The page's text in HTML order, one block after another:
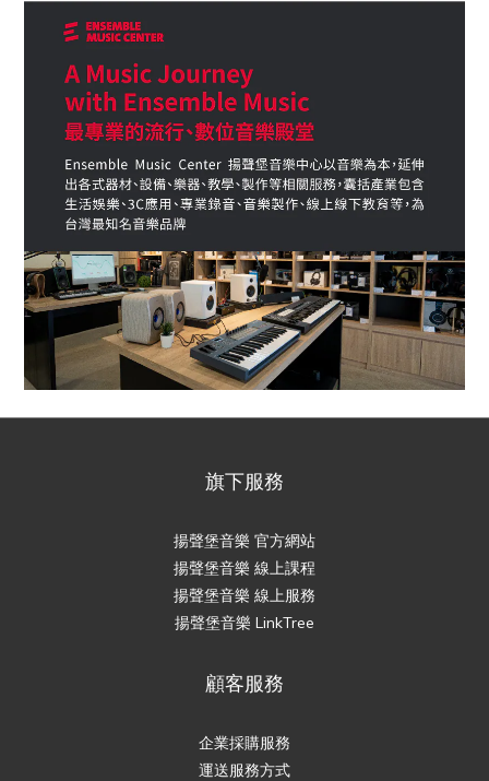
旗下服務
揚聲堡音樂 官方網站
揚聲堡音樂 線上課程
揚聲堡音樂 線上服務
揚聲堡音樂 LinkTree
顧客服務
企業採購服務
運送服務方式